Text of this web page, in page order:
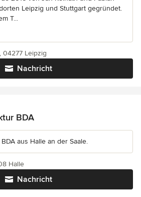
Leipzig und Stuttgart gegründet.
T...
Nachricht
04277 Leipzig
BDA
aus Halle an der Saale.
Nachricht
Halle